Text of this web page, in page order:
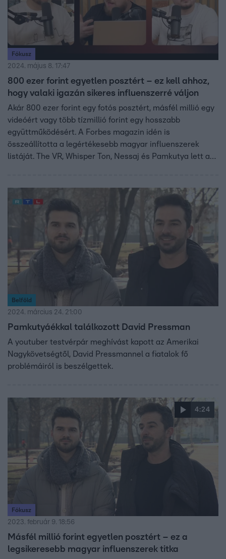
Fókusz
2024. május 8. 17:47
800 ezer forint egyetlen posztért – ez kell ahhoz,
hogy valaki igazán sikeres influenszerré váljon
Akár 800 ezer forint egy fotós posztért, másfél millió egy
videóért vagy több tízmillió forint egy hosszabb
együttműködésért. A Forbes magazin idén is
összeállította a legértékesebb magyar influenszerek
listáját. The VR, Whisper Ton, Nessaj és Pamkutya lett az
aktivitás és az adott influenszerre adott piaci
visszajelzés alapján. Hogy hogyan lehet pénzre váltani a
sikert, mennyi munka van egy ilyen helyezés mögött, és
mekkora összegekről beszélünk, arról Miskovits Marci
tartalomgyártót kérdeztük.
Belföld
2024. március 24. 21:00
Pamkutyáékkal találkozott David Pressman
A youtuber testvérpár meghívást kapott az Amerikai
Nagykövetségtől, David Pressmannel a fiatalok fő
problémáiról is beszélgettek.
4:24
Fókusz
2023. február 9. 18:56
Másfél millió forint egyetlen posztért – ez a
legsikeresebb magyar influenszerek titka